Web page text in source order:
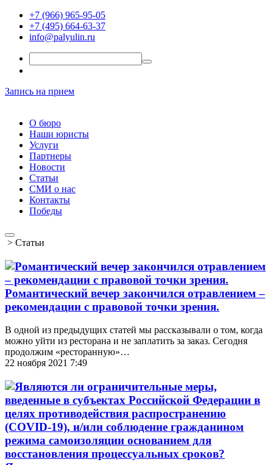
+7 (966) 965-95-05
+7 (495) 664-63-37
info@palyulin.ru
Запись на прием
О бюро
Наши юристы
Услуги
Партнеры
Новости
Статьи
СМИ о нас
Контакты
Победы
> Статьи
Романтический вечер закончился отравлением –
рекомендации с правовой точки зрения.
В одной из предыдущих статей мы рассказывали о том, когда
можно уйти из ресторана и не заплатить за заказ. Сегодня
продолжим «ресторанную»…
22 ноября 2021 7:49